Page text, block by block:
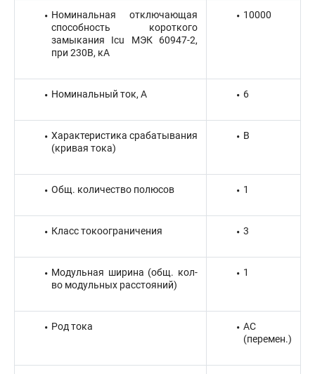
Номинальная отключающая
способность короткого
замыкания Icu МЭК 60947-2,
при 230В, кА
10000
Номинальный ток, А 6
Характеристика срабатывания
(кривая тока)
B
Общ. количество полюсов 1
Класс токоограничения 3
Модульная ширина (общ. кол-
во модульных расстояний)
1
Род тока
AC
(перемен.)